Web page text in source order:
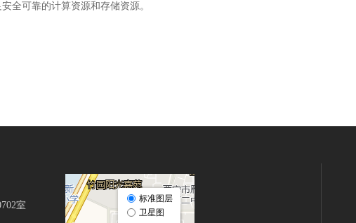
安全可靠的计算资源和存储资源。
室